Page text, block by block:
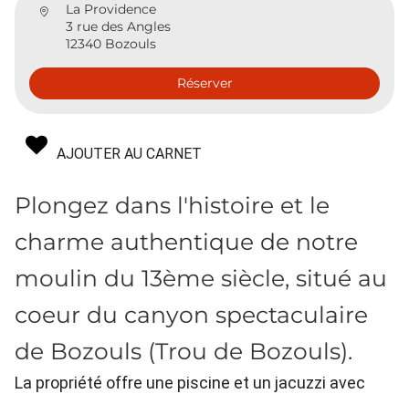
La Providence
3 rue des Angles
12340 Bozouls
Réserver
AJOUTER AU CARNET
Plongez dans l'histoire et le
charme authentique de notre
moulin du 13ème siècle, situé au
coeur du canyon spectaculaire
de Bozouls (Trou de Bozouls).
La propriété offre une piscine et un jacuzzi avec